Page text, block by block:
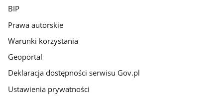
BIP
Prawa autorskie
Warunki korzystania
Geoportal
Deklaracja dostępności serwisu Gov.pl
Ustawienia prywatności